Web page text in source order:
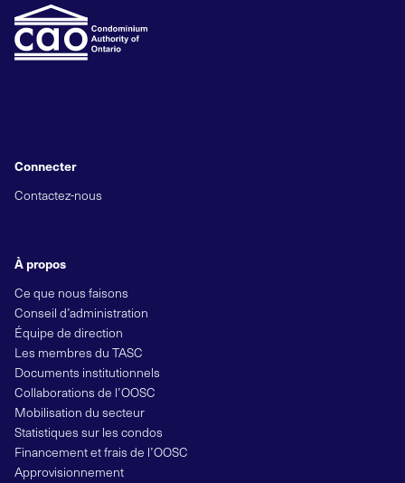
À propos
Ce que nous faisons
Conseil d’administration
Équipe de direction
Les membres du TASC
Documents institutionnels
Collaborations de l’OOSC
Mobilisation du secteur
Statistiques sur les condos
Financement et frais de l’OOSC
Approvisionnement
Connecter
Contactez-nous